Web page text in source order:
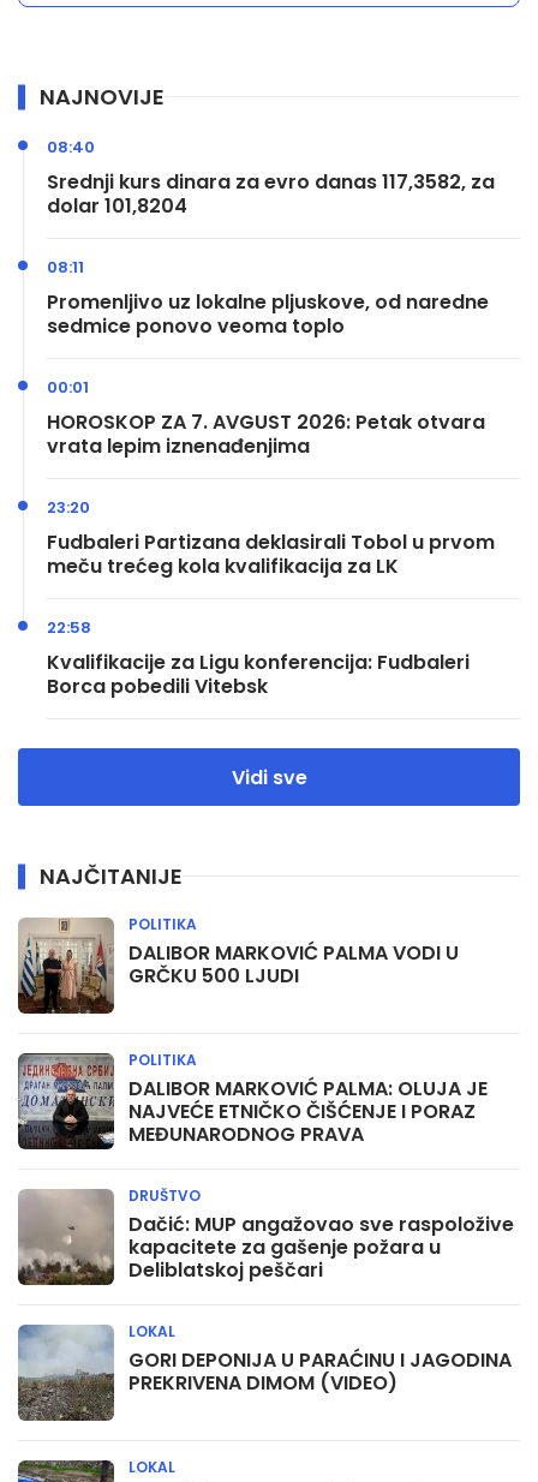
NAJNOVIJE
Srednji kurs dinara za evro danas 117,3582, za
dolar 101,8204
08:40
Promenljivo uz lokalne pljuskove, od naredne
sedmice ponovo veoma toplo
08:11
HOROSKOP ZA 7. AVGUST 2026: Petak otvara
vrata lepim iznenađenjima
00:01
Fudbaleri Partizana deklasirali Tobol u prvom
meču trećeg kola kvalifikacija za LK
23:20
Kvalifikacije za Ligu konferencija: Fudbaleri
Borca pobedili Vitebsk
22:58
Vidi sve
NAJČITANIJE
DALIBOR MARKOVIĆ PALMA VODI U
GRČKU 500 LJUDI
POLITIKA
DALIBOR MARKOVIĆ PALMA: OLUJA JE
NAJVEĆE ETNIČKO ČIŠĆENJE I PORAZ
MEĐUNARODNOG PRAVA
POLITIKA
Dačić: MUP angažovao sve raspoložive
kapacitete za gašenje požara u
Deliblatskoj peščari
DRUŠTVO
GORI DEPONIJA U PARAĆINU I JAGODINA
PREKRIVENA DIMOM (VIDEO)
LOKAL
LOKAL